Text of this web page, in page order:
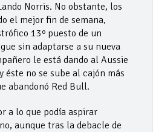
Norris. No obstante, los
el mejor fin de semana,
13º puesto de un
sin adaptarse a su nueva
le está dando al Aussie
éste no se sube al cajón más
abandonó Red Bull.
a lo que podía aspirar
aunque tras la debacle de